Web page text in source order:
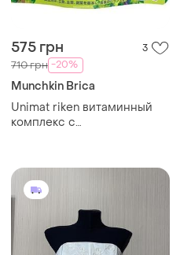
575 грн 3
710 грн -20%
Munchkin Brica
Unimat riken витаминный
комплекс с